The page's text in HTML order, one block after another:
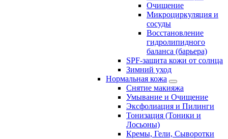
Очищение
Микроциркуляция и
сосуды
Восстановление
гидролипидного
баланса (барьера)
SPF-защита кожи от солнца
Зимний уход
Нормальная кожа
Снятие макияжа
Умывание и Очищение
Эксфолиация и Пилинги
Тонизация (Тоники и
Лосьоны)
Кремы, Гели, Сыворотки